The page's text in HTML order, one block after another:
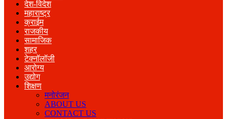
देश-विदेश
महाराष्ट्र
क्राईम
राजकीय
सामाजिक
शहर
टेक्नॉलॉजी
आरोग्य
उद्योग
शिक्षण
मनोरंजन
ABOUT US
CONTACT US